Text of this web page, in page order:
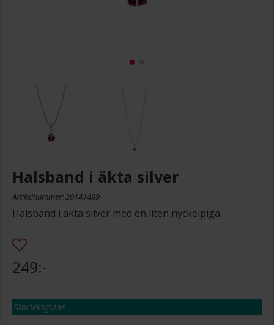
Halsband i äkta silver
Artikelnummer: 20141499
Halsband i äkta silver med en liten nyckelpiga.
249:-
Storleksguide